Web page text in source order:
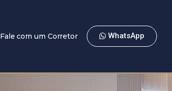
Fale com um Corretor WhatsApp